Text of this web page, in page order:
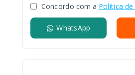
Concordo com a Política de
WhatsApp